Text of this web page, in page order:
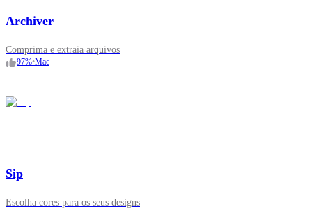
Archiver
Comprima e extraia arquivos
97%•Mac
Sip
Escolha cores para os seus designs